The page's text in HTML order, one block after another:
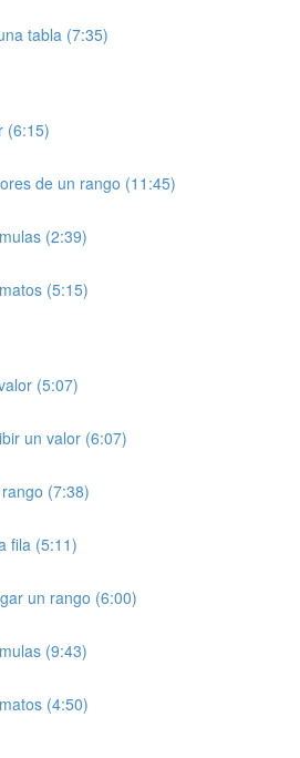
tabla (7:35)
(6:15)
de un rango (11:45)
(2:39)
(5:15)
(5:07)
un valor (6:07)
(7:38)
fila (5:11)
un rango (6:00)
(9:43)
(4:50)